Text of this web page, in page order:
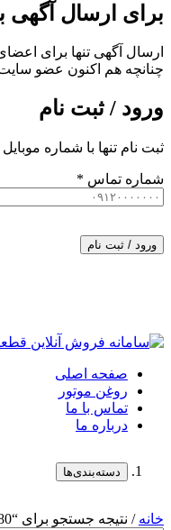
برای ارسال آگهی
ارسال آگهی تنها برای
چنانچه هم‌ اکنون عضو
ورود / ثبت نام
ثبت نام تنها با شماره
شماره تماس *
ورود / ثبت نام
صفحه اصلی
روغن موتور
تماس با ما
درباره ما
دسته‌بندی‌ها
خانه / نتیجه جستجو برای “118621311180”